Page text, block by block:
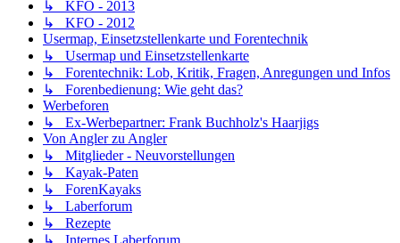
↳ KFO - 2013
↳ KFO - 2012
Usermap, Einsetzstellenkarte und Forentechnik
↳ Usermap und Einsetzstellenkarte
↳ Forentechnik: Lob, Kritik, Fragen, Anregungen und Infos
↳ Forenbedienung: Wie geht das?
Werbeforen
↳ Ex-Werbepartner: Frank Buchholz's Haarjigs
Von Angler zu Angler
↳ Mitglieder - Neuvorstellungen
↳ Kayak-Paten
↳ ForenKayaks
↳ Laberforum
↳ Rezepte